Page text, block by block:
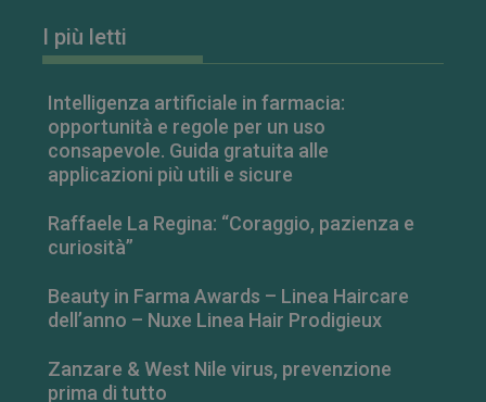
I più letti
Intelligenza artificiale in farmacia:
opportunità e regole per un uso
consapevole. Guida gratuita alle
applicazioni più utili e sicure
Raffaele La Regina: “Coraggio, pazienza e
curiosità”
Beauty in Farma Awards – Linea Haircare
dell’anno – Nuxe Linea Hair Prodigieux
Zanzare & West Nile virus, prevenzione
prima di tutto
_ga_RV9MB13F2Q .farmamese.it